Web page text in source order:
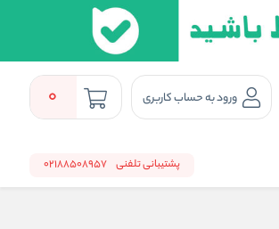
ورود به حساب کاربری 0
پشتیبانی تلفنی 02188508957